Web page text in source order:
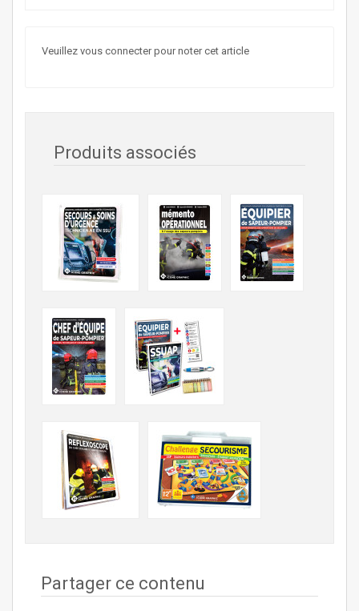
Veuillez vous connecter pour noter cet article
Produits associés
Partager ce contenu